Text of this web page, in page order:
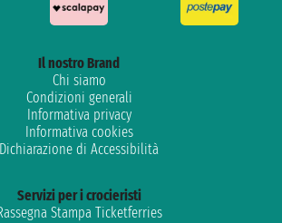
Il nostro Brand
Chi siamo
Condizioni generali
Informativa privacy
Informativa cookies
Dichiarazione di Accessibilità
Servizi per i crocieristi
Stampa Ticketferries